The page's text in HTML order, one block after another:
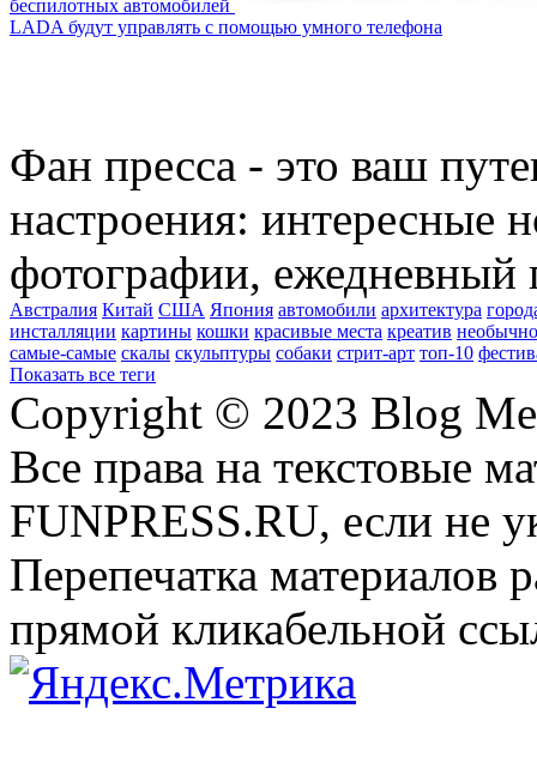
беспилотных автомобилей
LADA будут управлять с помощью умного телефона
Фан пресса - это ваш
настроения: интересные
фотографии, ежедневный
Австралия Китай США Япония автомобили архитектура
инсталляции картины кошки красивые места креатив
самые-самые скалы скульптуры собаки стрит-арт топ-10
Показать все теги
Copyright © 2023 Blog
Все права на текстовые
FUNPRESS.RU, если не
Перепечатка материалов
прямой кликабельной